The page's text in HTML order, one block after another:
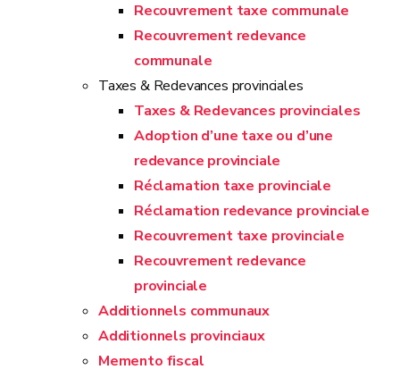
Recouvrement taxe communale
Recouvrement redevance
communale
Taxes & Redevances provinciales
Taxes & Redevances provinciales
Adoption d’une taxe ou d’une
redevance provinciale
Réclamation taxe provinciale
Réclamation redevance provinciale
Recouvrement taxe provinciale
Recouvrement redevance
provinciale
Additionnels communaux
Additionnels provinciaux
Memento fiscal